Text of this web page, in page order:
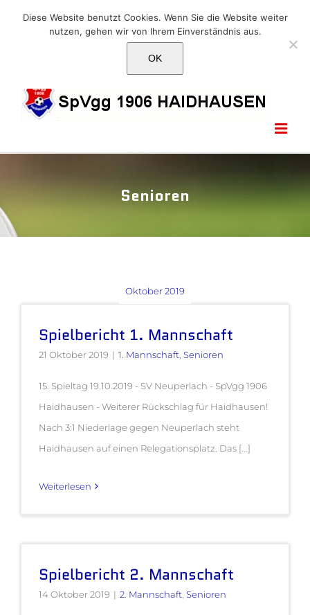
E-Mail: info@1906haidhausen.de
FacebookInstagram
E-
Senioren
Oktober 2019
Spielbericht 1. Mannschaft
21 Oktober 2019 | 1. Mannschaft, Senioren
15. Spieltag 19.10.2019 - SV Neuperlach - SpVgg 1906
Haidhausen - Weiterer Rückschlag für Haidhausen!
Nach 3:1 Niederlage gegen Neuperlach steht
Haidhausen auf einen Relegationsplatz. Das [...]
Weiterlesen
Spielbericht 2. Mannschaft
14 Oktober 2019 | 2. Mannschaft, Senioren
Diese Website benutzt Cookies. Wenn Sie die Website weiter
nutzen, gehen wir von Ihrem Einverständnis aus.
OK